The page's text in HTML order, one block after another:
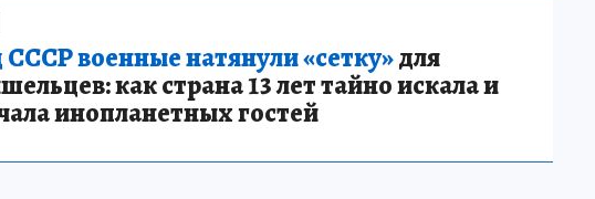
военные натянули «сетку»для
как страна 13 лет тайно искала и
инопланетных гостей